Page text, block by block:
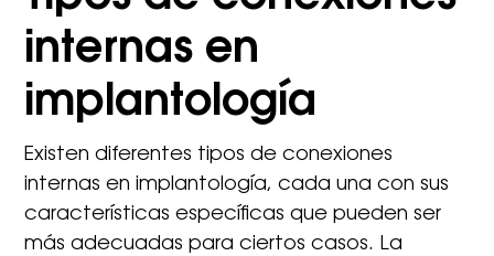
internas en
implantología
Existen diferentes tipos de conexiones
internas en implantología, cada una con sus
características específicas que pueden ser
más adecuadas para ciertos casos. La